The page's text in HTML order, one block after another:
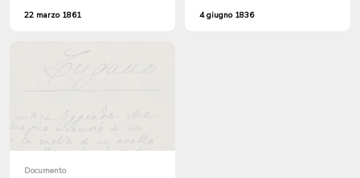
22 marzo 1861 4 giugno 1836
Documento